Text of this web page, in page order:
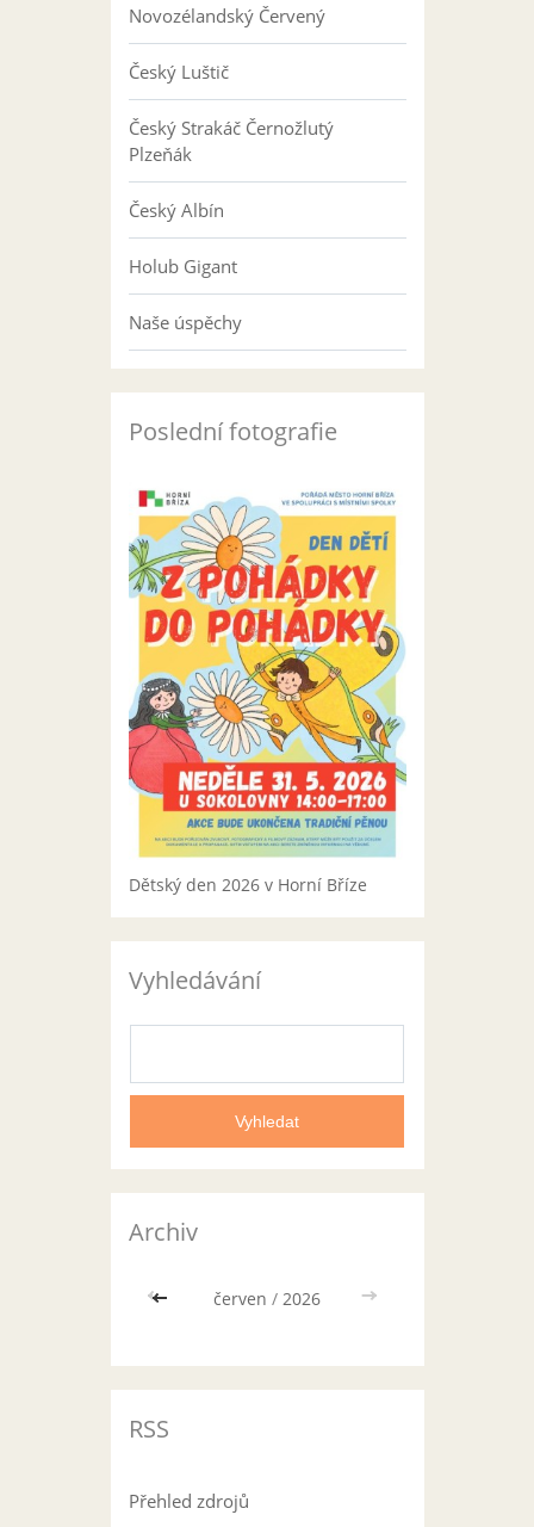
Novozélandský Červený
Český Luštič
Český Strakáč Černožlutý
Plzeňák
Český Albín
Holub Gigant
Naše úspěchy
Poslední fotografie
Dětský den 2026 v Horní Bříze
Vyhledávání
Archiv
<< červen / 2026 >>
RSS
Přehled zdrojů